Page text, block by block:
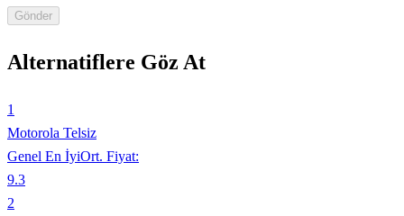
Gönder
Alternatiflere Göz At
1
Motorola Telsiz
Genel En İyiOrt. Fiyat:
9.3
2